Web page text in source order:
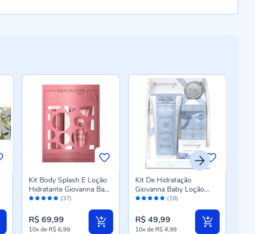
Avaliação: (37)
Kit Body Splash E Loção
Hidratante Giovanna Baby
- Rose
R$ 69,99
10xde R$ 6,99
Avaliação: (18)
Kit De Hidratação
Giovanna Baby Loção
Hidratante Colônia
R$ 49,99
10xde R$ 4,99